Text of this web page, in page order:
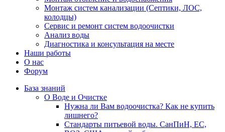
Монтаж систем канализации (Септики, ЛОС,
колодцы)
Сервис и ремонт систем водоочистки
Анализ воды
Диагностика и консультация на месте
Наши работы
О нас
Форум
База знаний
О Воде и Очистке
Нужна ли Вам водоочистка? Как не купить
лишнего?
Стандарты питьевой воды. СанПиН, ЕС,